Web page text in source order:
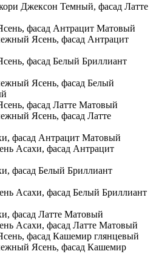
Джексон Темный, фасад Латте
Ясень, фасад Антрацит
Ясень, фасад Белый
Ясень, фасад Латте
Асахи, фасад Антрацит
Асахи, фасад Белый Бриллиант
Асахи, фасад Латте Матовый
Ясень, фасад Кашемир